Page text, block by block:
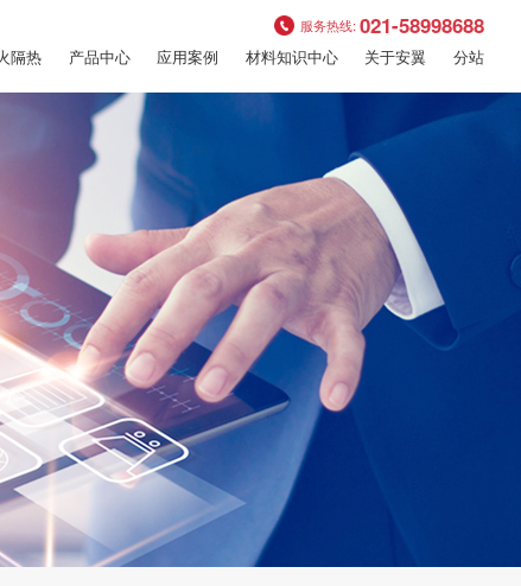
服务热线:021-58998688
隔热 产品中心 应用案例 材料知识中心 关于安翼 分站